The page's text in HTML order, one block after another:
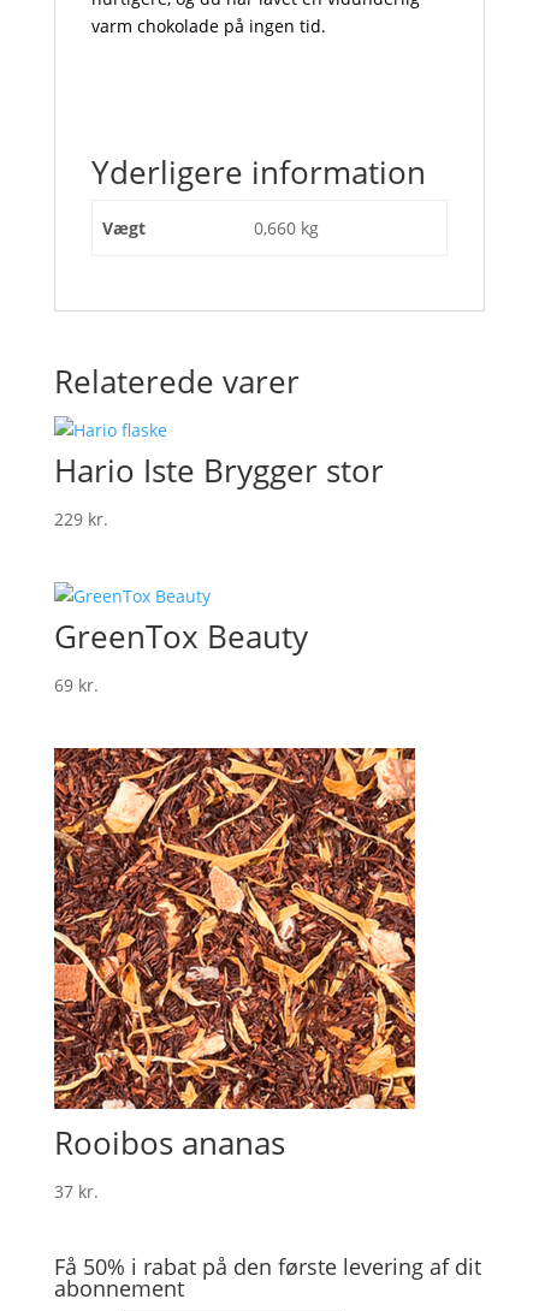
varm chokolade på ingen tid.
Yderligere information
Vægt 0,660 kg
Relaterede varer
Hario Iste Brygger stor
229 kr.
GreenTox Beauty
69 kr.
Rooibos ananas
37 kr.
Få 50% i rabat på den første levering af dit
abonnement